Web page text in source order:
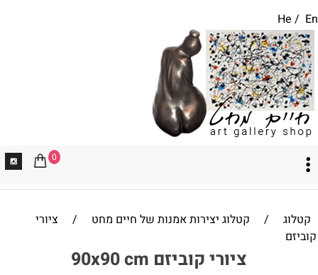
He / En
0
קטלוג / קטלוג יצירות אמנות של חיים מחט /
ציורי
קוביזם
ציורי קוביזם 90x90 cm